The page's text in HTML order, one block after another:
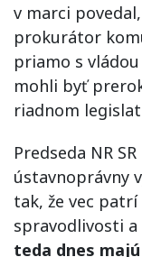
v marci
prokurátor
priamo s
mohli byť
riadnom
Predseda NR
ústavnoprávny
tak, že vec
spravodlivosti
teda dnes